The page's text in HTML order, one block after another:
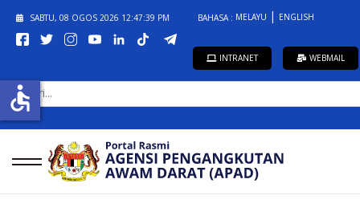
SABTU, 08 OGOS 2026 12:47:39 PM BAHASA : MELAYU ENGLISH
INTRANET WEBMAIL
CARI...
accessible